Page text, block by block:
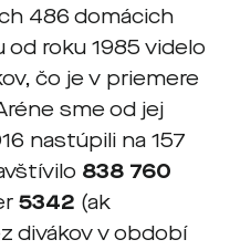
486 domácich
roku 1985 videlo
čo je v priemere
sme od jej
nastúpili na 157
838 760
5342 (ak
divákov v období